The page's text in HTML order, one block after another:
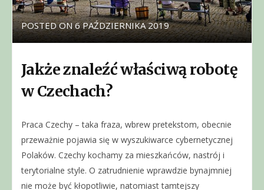
POSTED ON6 PAŹDZIERNIKA 2019
Jakże znaleźć właściwą robotę
w Czechach?
Praca Czechy – taka fraza, wbrew pretekstom, obecnie
przeważnie pojawia się w wyszukiwarce cybernetycznej
Polaków. Czechy kochamy za mieszkańców, nastrój i
terytorialne style. O zatrudnienie wprawdzie bynajmniej
nie może być kłopotliwie, natomiast tamtejszy